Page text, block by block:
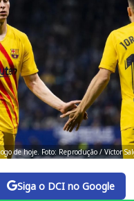
de hoje. Foto: Reprodução / Víctor
Siga o DCI no Google